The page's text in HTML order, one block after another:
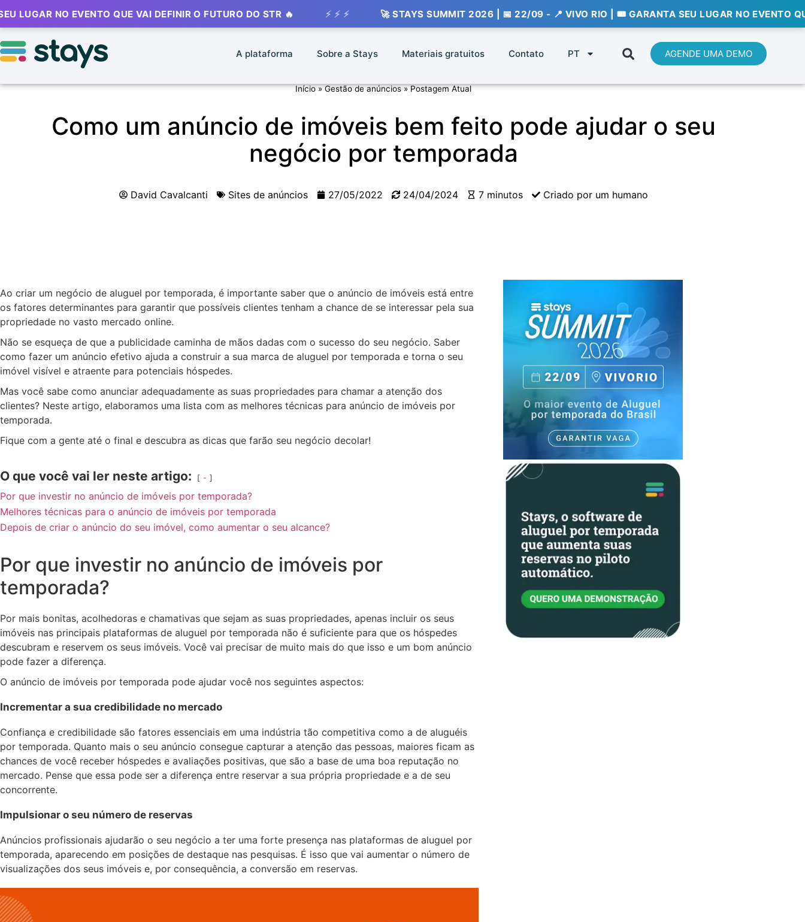
EVENTO QUE VAI DEFINIR O FUTURO DO STR 🔥 ⚡ ⚡ ⚡ 🚀 STAYS SUMMIT 2026 | 📅 22/09 - 📍 VIVO RIO | 🎟️ GARANTA SEU LUGAR NO EVENTO QUE VAI
A plataforma Sobre a Stays Materiais gratuitos Contato PT AGENDE UMA DEMO
Início»Gestão de anúncios»Postagem Atual
Como um anúncio de imóveis bem feito pode ajudar o seu
negócio por temporada
David Cavalcanti Sites de anúncios 27/05/2022 24/04/2024 7 minutos Criado por um humano
Ao criar um negócio de aluguel por temporada, é importante saber que o anúncio de imóveis está entre
os fatores determinantes para garantir que possíveis clientes tenham a chance de se interessar pela sua
propriedade no vasto mercado online.
Não se esqueça de que a publicidade caminha de mãos dadas com o sucesso do seu negócio. Saber
como fazer um anúncio efetivo ajuda a construir a sua marca de aluguel por temporada e torna o seu
imóvel visível e atraente para potenciais hóspedes.
Mas você sabe como anunciar adequadamente as suas propriedades para chamar a atenção dos
clientes? Neste artigo, elaboramos uma lista com as melhores técnicas para anúncio de imóveis por
temporada.
Fique com a gente até o final e descubra as dicas que farão seu negócio decolar!
O que você vai ler neste artigo: -
Por que investir no anúncio de imóveis por temporada?
Melhores técnicas para o anúncio de imóveis por temporada
Depois de criar o anúncio do seu imóvel, como aumentar o seu alcance?
Por que investir no anúncio de imóveis por
temporada?
Por mais bonitas, acolhedoras e chamativas que sejam as suas propriedades, apenas incluir os seus
imóveis nas principais plataformas de aluguel por temporada não é suficiente para que os hóspedes
descubram e reservem os seus imóveis. Você vai precisar de muito mais do que isso e um bom anúncio
pode fazer a diferença.
O anúncio de imóveis por temporada pode ajudar você nos seguintes aspectos:
Incrementar a sua credibilidade no mercado
Confiança e credibilidade são fatores essenciais em uma indústria tão competitiva como a de aluguéis
por temporada. Quanto mais o seu anúncio consegue capturar a atenção das pessoas, maiores ficam as
chances de você receber hóspedes e avaliações positivas, que são a base de uma boa reputação no
mercado. Pense que essa pode ser a diferença entre reservar a sua própria propriedade e a de seu
concorrente.
Impulsionar o seu número de reservas
Anúncios profissionais ajudarão o seu negócio a ter uma forte presença nas plataformas de aluguel por
temporada, aparecendo em posições de destaque nas pesquisas. É isso que vai aumentar o número de
visualizações dos seus imóveis e, por consequência, a conversão em reservas.